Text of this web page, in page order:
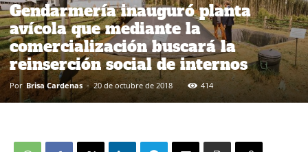
Gendarmería inauguró planta
avícola que mediante la
comercialización buscará la
reinserción social de internos
Por Brisa Cardenas - 20 de octubre de 2018 414